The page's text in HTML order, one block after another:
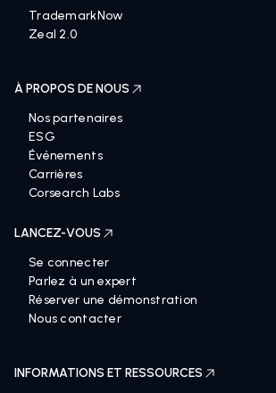
TrademarkNow
Zeal 2.0
À PROPOS DE NOUS
Nos partenaires
ESG
Événements
Carrières
Corsearch Labs
LANCEZ-VOUS
Se connecter
Parlez à un expert
Réserver une démonstration
Nous contacter
INFORMATIONS ET RESSOURCES